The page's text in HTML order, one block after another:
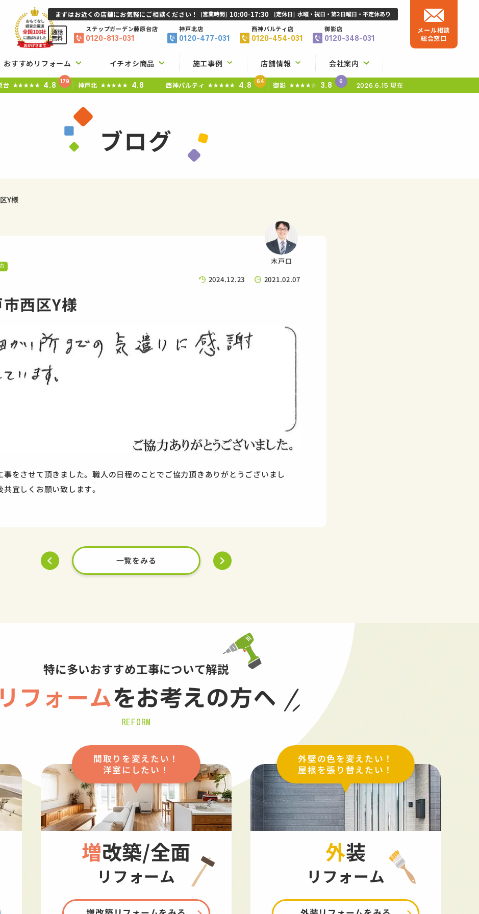
おすすめリフォーム イチオシ商品 施工事例 店舗情報 会社案内
まずはお近くの店舗にお気軽にご相談ください！ [営業時間] 10:00-17:30 [定休日] 水曜・祝日・第2日曜日・不定休あり
通話
無料
ステップガーデン藤原台店
0120-813-031
神戸北店
0120-477-031
西神パルティ店
0120-454-031
御影店
0120-348-031
メール相談
総合窓口
台 ★★★★★ 4.8 179 神戸北 ★★★★★ 4.8 西神パルティ ★★★★★ 4.8 64 御影 ★★★★☆ 3.8 6 2026.6.15 現在
ブログ
Y様
木戸口
2024.12.23 2021.02.07
西区Y様
事をさせて頂きました。職人の日程のことでご協力頂きありがとうございまし
共宜しくお願い致します。
一覧をみる
特に多いおすすめ工事について解説
リフォームをお考えの方へ
REFORM
間取りを変えたい！
洋室にしたい！
増改築/全面
リフォーム
外壁の色を変えたい！
屋根を張り替えたい！
外装
リフォーム